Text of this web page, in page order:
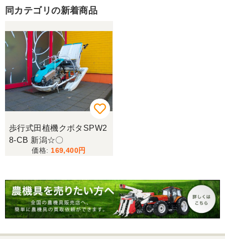
同カテゴリの新着商品
歩行式田植機クボタSPW2
8-CB 新潟☆〇
169,400